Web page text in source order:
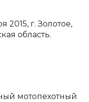
2015, г. Золотое,
область.
мотопехотный